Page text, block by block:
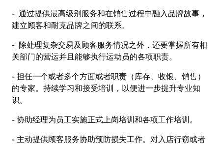
- 通过提供最高级别服务和在销售过程中融入品牌故事，
建立顾客和耐克品牌之间的联系。
- 除处理复杂交易及顾客服务情况之外，还要掌握所有相
关部门的营运并且能够执行运动员的各项职责。
- 担任一个或者多个方面或者职责（库存、收银、销售）
的专家。持续学习和接受培训，以便进一步提升专业知
识。
- 协助经理为员工实施正式上岗培训和各项工作培训。
- 主动提供顾客服务协助预防损失工作。对入店行窃或者